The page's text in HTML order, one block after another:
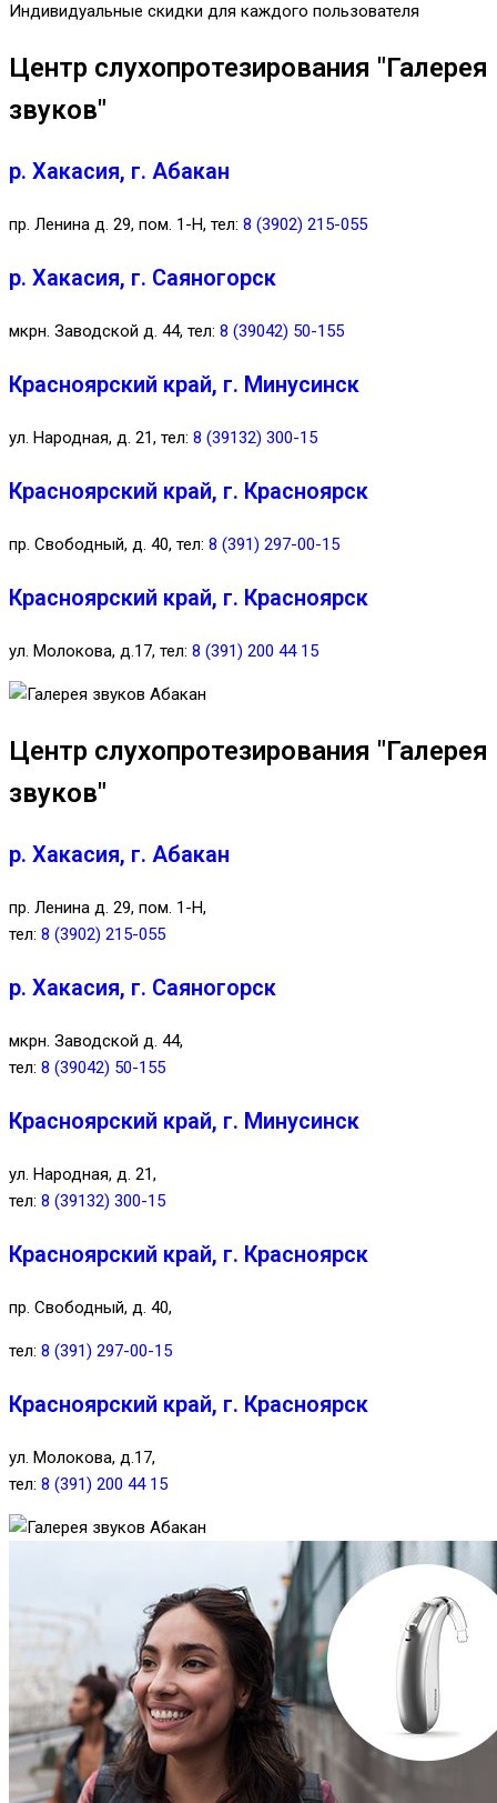
Индивидуальные скидки для каждого пользователя
Центр слухопротезирования "Галерея
звуков"
р. Хакасия, г. Абакан
пр. Ленина д. 29, пом. 1-Н, тел: 8 (3902) 215-055
р. Хакасия, г. Саяногорск
мкрн. Заводской д. 44, тел: 8 (39042) 50-155
Красноярский край, г. Минусинск
ул. Народная, д. 21, тел: 8 (39132) 300-15
Красноярский край, г. Красноярск
пр. Свободный, д. 40, тел: 8 (391) 297-00-15
Красноярский край, г. Красноярск
ул. Молокова, д.17, тел: 8 (391) 200 44 15
Центр слухопротезирования "Галерея
звуков"
р. Хакасия, г. Абакан
пр. Ленина д. 29, пом. 1-Н,
тел: 8 (3902) 215-055
р. Хакасия, г. Саяногорск
мкрн. Заводской д. 44,
тел: 8 (39042) 50-155
Красноярский край, г. Минусинск
ул. Народная, д. 21,
тел: 8 (39132) 300-15
Красноярский край, г. Красноярск
пр. Свободный, д. 40,
тел: 8 (391) 297-00-15
Красноярский край, г. Красноярск
ул. Молокова, д.17,
тел: 8 (391) 200 44 15